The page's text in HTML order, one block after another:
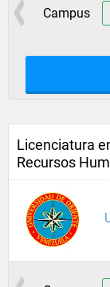
Campus
Licenciatura
Recursos